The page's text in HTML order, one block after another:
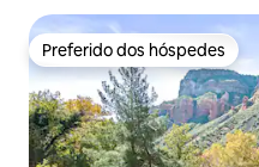
Preferido dos hóspedes
Preferido dos hóspedes